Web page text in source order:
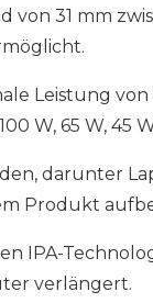
von 31 mm
Leistung von
W, 65 W, 45
darunter
Produkt
IPA-
verlängert.